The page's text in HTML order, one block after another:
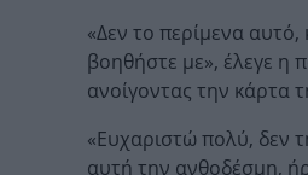
«Δεν το περίμενα
βοηθήστε με», έλεγε η
ανοίγοντας την κάρτα
«Ευχαριστώ πολύ, δεν
αυτή την ανθοδέσμη,